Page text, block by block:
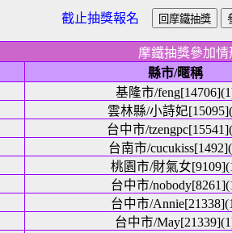
截止抽獎報名
摩鐵抽獎參加情
縣市/暱稱
基隆市/
雲林縣/小詩妃
台中市/
台南市/
桃園市/財氣女
台中市/
台中市/
台中市/